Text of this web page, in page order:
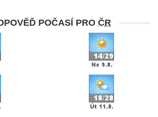
POČASÍ PRO ČR